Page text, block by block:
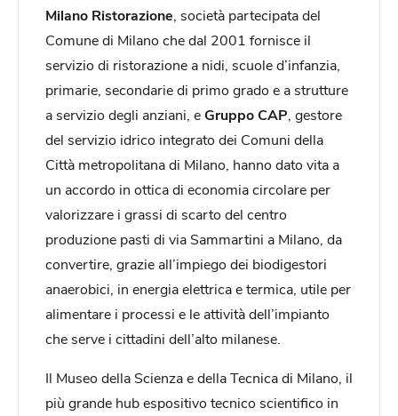
Milano Ristorazione , società partecipata del
Comune di Milano che dal 2001 fornisce il
servizio di ristorazione a nidi, scuole d’infanzia,
primarie, secondarie di primo grado e a strutture
a servizio degli anziani, eGruppo CAP , gestore
del servizio idrico integrato dei Comuni della
Città metropolitana di Milano, hanno dato vita a
un accordo in ottica di economia circolare per
valorizzare i grassi di scarto del centro
produzione pasti di via Sammartini a Milano, da
convertire, grazie all’impiego dei biodigestori
anaerobici, in energia elettrica e termica, utile per
alimentare i processi e le attività dell’impianto
che serve i cittadini dell’alto milanese.
Il Museo della Scienza e della Tecnica di Milano, il
più grande hub espositivo tecnico scientifico in